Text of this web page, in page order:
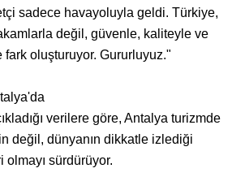
sadece havayoluyla geldi. Türkiye,
değil, güvenle, kaliteyle ve
oluşturuyor. Gururluyuz."
verilere göre, Antalya turizmde
değil, dünyanın dikkatle izlediği
sürdürüyor.